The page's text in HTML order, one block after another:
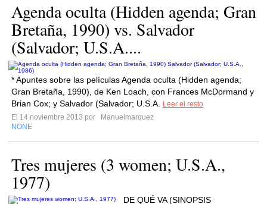
Agenda oculta (Hidden agenda; Gran
Bretaña, 1990) vs. Salvador
(Salvador; U.S.A....
* Apuntes sobre las películas Agenda oculta (Hidden agenda;
Gran Bretaña, 1990), de Ken Loach, con Frances McDormand y
Brian Cox; y Salvador (Salvador; U.S.A.
Leer el resto
El 14 noviembre 2013 por
Manuelmarquez
NONE
Tres mujeres (3 women; U.S.A.,
1977)
DE QUÉ VA (SINOPSIS